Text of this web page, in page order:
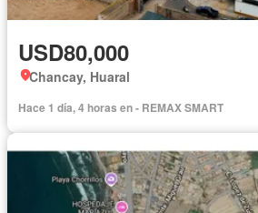
USD80,000
Chancay, Huaral
Hace 1 día, 4 horas en - REMAX SMART